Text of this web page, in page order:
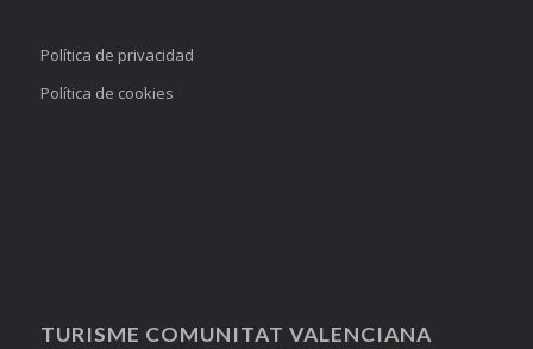
Política de privacidad
Política de cookies
TURISME COMUNITAT VALENCIANA